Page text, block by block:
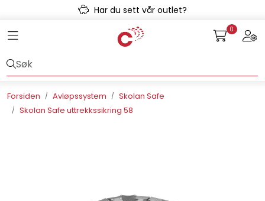
Skip to main contentHar du sett vår outlet?
Toggle navigation 0
Forsiden Avløpssystem
Skolan Safe
Skolan Safe uttrekkssikring 58
Kulvert